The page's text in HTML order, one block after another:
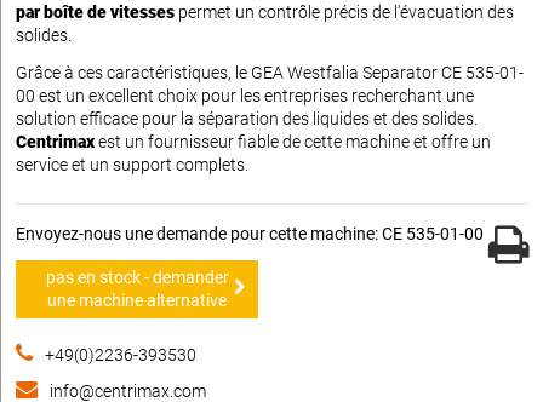
par boîte de vitesses permet un contrôle précis de l'évacuation des
solides.
Grâce à ces caractéristiques, le GEA Westfalia Separator CE 535-01-
00 est un excellent choix pour les entreprises recherchant une
solution efficace pour la séparation des liquides et des solides.
Centrimaxest un fournisseur fiable de cette machine et offre un
service et un support complets.
Envoyez-nous une demande pour cette machine: CE 535-01-00
pas en stock - demander
une machine alternative
+49(0)2236-393530
info@centrimax.com